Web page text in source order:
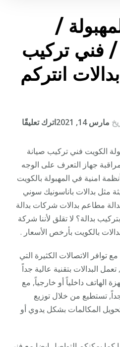
/
66428585 / فني تركيب
انتركم
مارس 14, 2021 اترك تعليقًا
/
/
فني
تصليح
الكويت فني تركيب صيانة
جهاز التعرف على الوجه
امنية في المهبولة بالكويت
مثل بدالات باناسونيك سوني
مطاعم بدالات شركات بدالة
بدالة؟ لا تقلق لأننا شركة
بالكويت بأرخص الأسعار .
توافر الاتصالات الكثيرة التي
البدالات بتقنية عالية جداً
الهاتف داخلياً أو خارجياً, مع
تستطيع من خلال توزيع
المكالمات بشكل يدوي أو